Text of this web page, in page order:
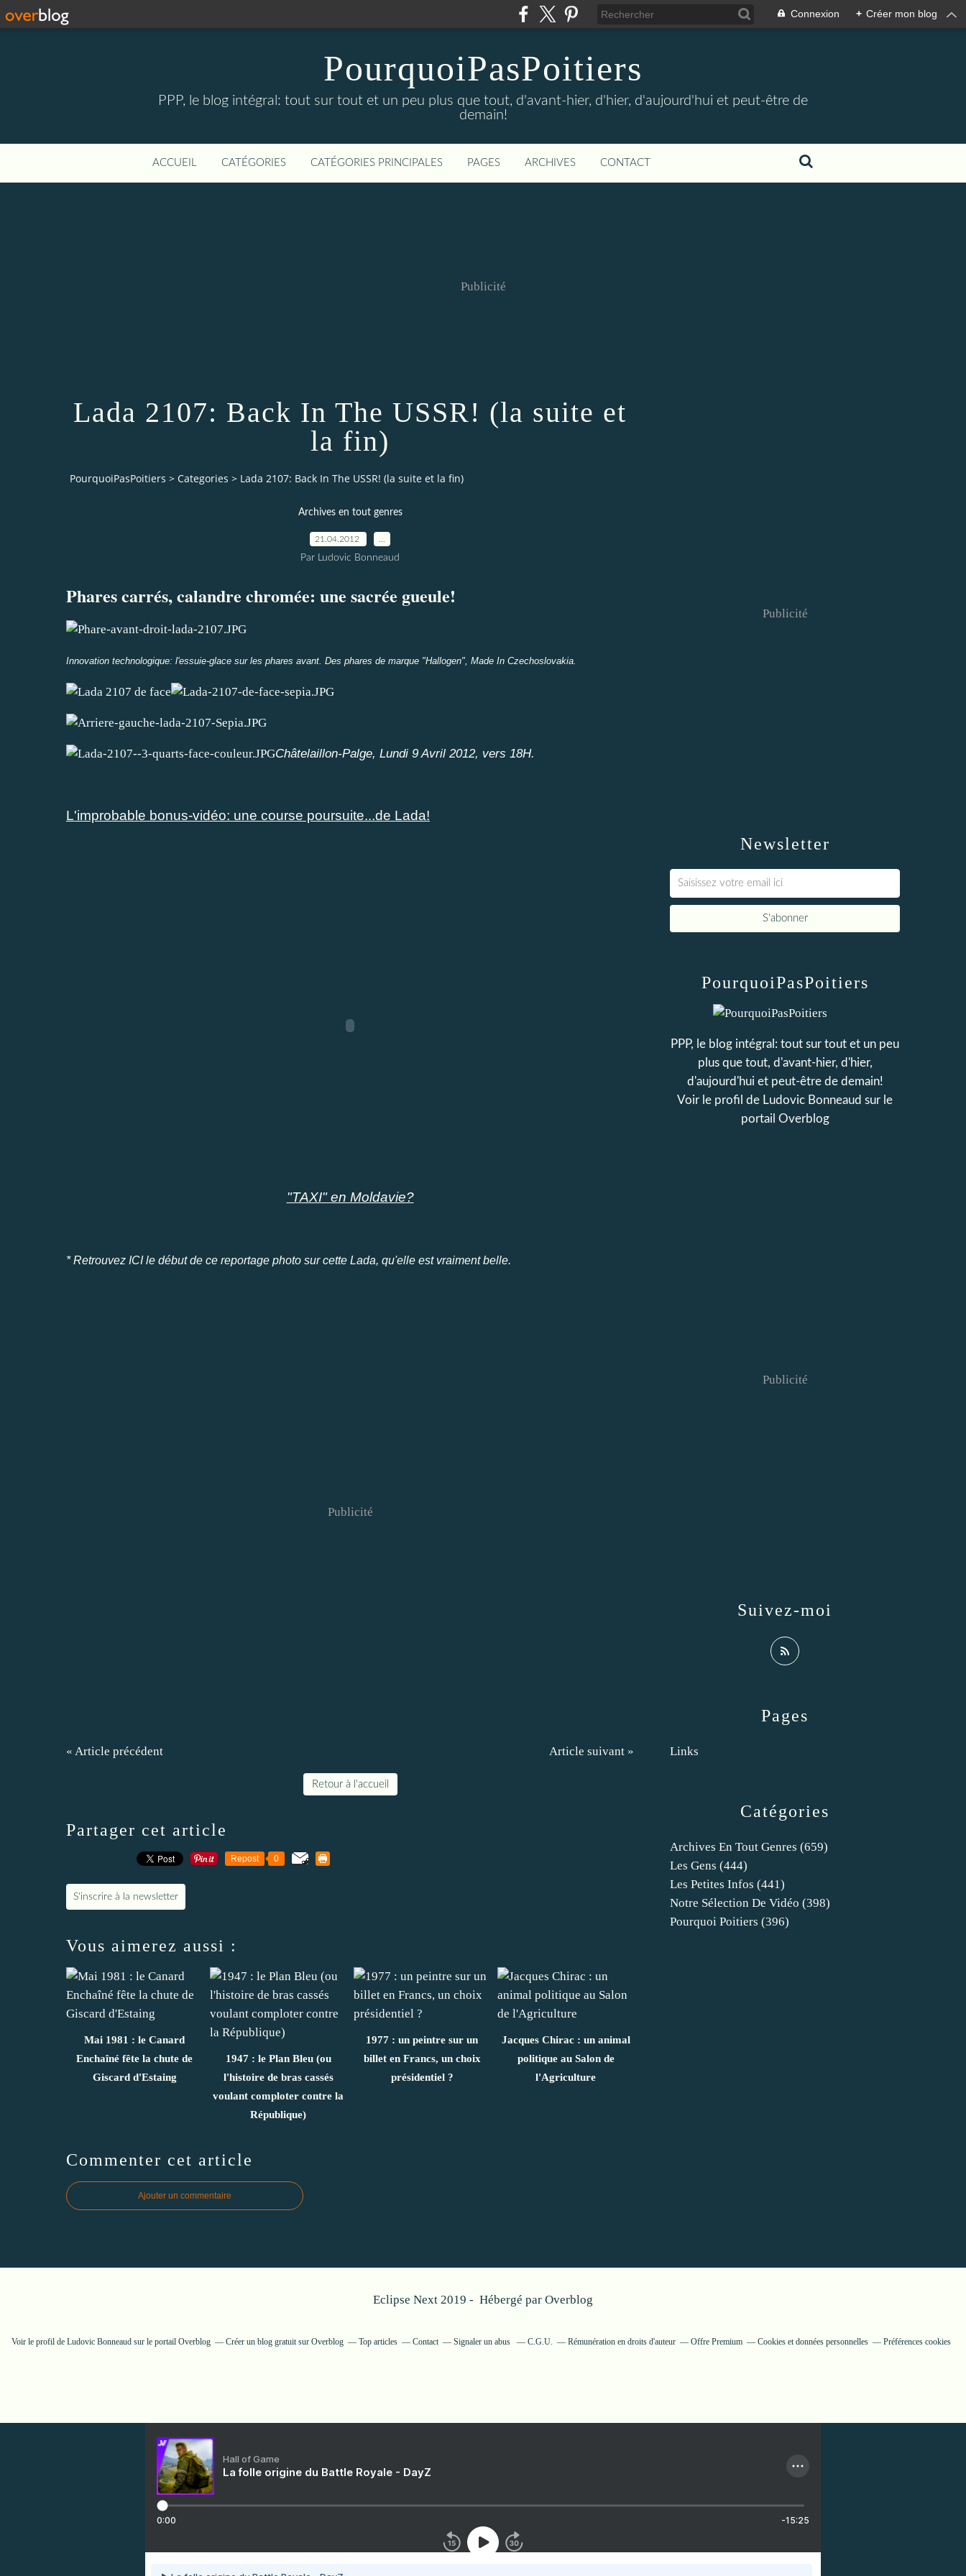
Connexion + Créer mon blog
PourquoiPasPoitiers
PPP, le blog intégral: tout sur tout et un peu plus que tout, d'avant-hier, d'hier, d'aujourd'hui et peut-être de
demain!
ACCUEIL CATÉGORIES CATÉGORIES PRINCIPALES PAGES ARCHIVES CONTACT
Publicité
Lada 2107: Back In The USSR! (la suite et
la fin)
PourquoiPasPoitiers > Categories > Lada 2107: Back In The USSR! (la suite et la fin)
Archives en tout genres
21.04.2012
Par Ludovic Bonneaud
Phares carrés, calandre chromée: une sacrée gueule!
Innovation technologique: l'essuie-glace sur les phares avant. Des phares de marque "Hallogen", Made In Czechoslovakia.
Châtelaillon-Palge, Lundi 9 Avril 2012, vers 18H.
L'improbable bonus-vidéo: une course poursuite...de Lada!
"TAXI" en Moldavie?
* Retrouvez ICIle début de ce reportage photo sur cette Lada, qu'elle est vraiment belle.
Publicité
« Article précédent Article suivant »
Retour à l'accueil
Partager cet article
Repost 0
S'inscrire à la newsletter
Vous aimerez aussi :
Mai 1981 : le Canard
Enchaîné fête la chute de
Giscard d'Estaing
1947 : le Plan Bleu (ou
l'histoire de bras cassés
voulant comploter contre la
République)
1977 : un peintre sur un
billet en Francs, un choix
présidentiel ?
Jacques Chirac : un animal
politique au Salon de
l'Agriculture
Commenter cet article
Ajouter un commentaire
Newsletter
Publicité
Catégories
Archives En Tout Genres (659)
Les Gens (444)
Les Petites Infos (441)
Notre Sélection De Vidéo (398)
Pourquoi Poitiers (396)
Pages
Links
PourquoiPasPoitiers
PPP, le blog intégral: tout sur tout et un peu
plus que tout, d'avant-hier, d'hier,
d'aujourd'hui et peut-être de demain!
Voir le profil de Ludovic Bonneaud sur le
portail Overblog
Suivez-moi
Publicité
Eclipse Next 2019 - Hébergé par Overblog
Voir le profil de Ludovic Bonneaudsur le portail Overblog Créer un blog gratuit sur Overblog Top articles Contact Signaler un abus C.G.U. Rémunération en droits d'auteur Offre Premium Cookies et données personnelles Préférences cookies
Hall of Game
La folle origine du Battle Royale - DayZ
0:00 -15:25